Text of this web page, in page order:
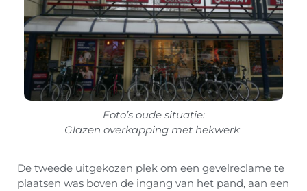
Foto’s oude situatie:
Glazen overkapping met hekwerk
De tweede uitgekozen plek om een gevelreclame te
plaatsen was boven de ingang van het pand, aan een